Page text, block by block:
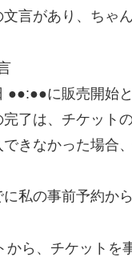
言があり、ちゃ
●●:●●に販売開始
了は、チケット
きなかった場合
私の事前予約か
から、チケットを